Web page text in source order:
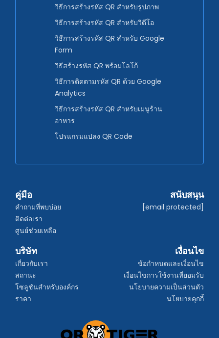
วิธีการสร้างรหัส QR สำหรับรูปภาพ
วิธีการสร้างรหัส QR สำหรับวิดีโอ
วิธีการสร้างรหัส QR สำหรับ Google
Form
วิธีสร้างรหัส QR พร้อมโลโก้
วิธีการติดตามรหัส QR ด้วย Google
Analytics
วิธีการสร้างรหัส QR สำหรับเมนูร้าน
อาหาร
โปรแกรมแปลง QR Code
คู่มือ
คำถามที่พบบ่อย
ติดต่อเรา
ศูนย์ช่วยเหลือ
สนับสนุน
[email protected]
บริษัท
เกี่ยวกับเรา
สถานะ
โซลูชันสำหรับองค์กร
ราคา
เงื่อนไข
ข้อกำหนดและเงื่อนไข
เงื่อนไขการใช้งานที่ยอมรับ
นโยบายความเป็นส่วนตัว
นโยบายคุกกี้